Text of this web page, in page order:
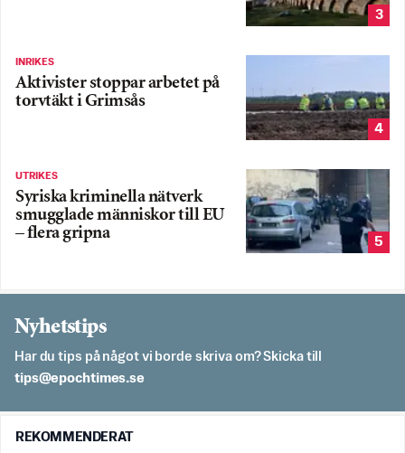
3
INRIKES
Aktivister stoppar arbetet på
torvtäkt i Grimsås
4
UTRIKES
Syriska kriminella nätverk
smugglade människor till EU
– flera gripna
5
Nyhetstips
Har du tips på något vi borde skriva om? Skicka till
es.semithcope@spit
REKOMMENDERAT